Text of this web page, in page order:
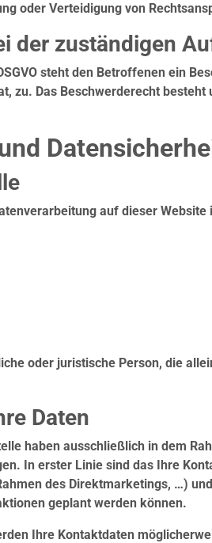
oder Verteidigung von
der zuständigen
steht den Betroffenen ein
zu. Das Beschwerderecht
auf dieser Website
oder juristische Person, die
Daten
haben ausschließlich in dem
In erster Linie sind das Ihre
des Direktmarketings, …)
geplant werden können.
Ihre Kontaktdaten